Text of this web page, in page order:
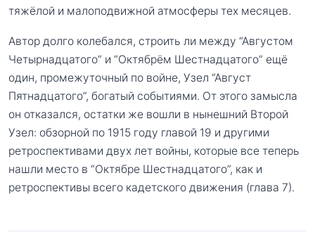
тяжёлой и малоподвижной атмосферы тех месяцев.
Автор долго колебался, строить ли между “Августом
Четырнадцатого” и “Октябрём Шестнадцатого” ещё
один, промежуточный по войне, Узел “Август
Пятнадцатого”, богатый событиями. От этого замысла
он отказался, остатки же вошли в нынешний Второй
Узел: обзорной по 1915 году главой 19 и другими
ретроспективами двух лет войны, которые все теперь
нашли место в “Октябре Шестнадцатого”, как и
ретроспективы всего кадетского движения (глава 7).